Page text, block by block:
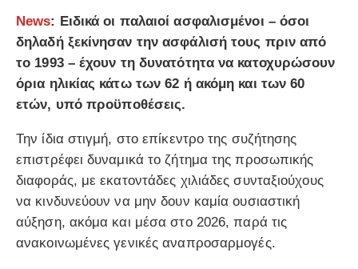
News: Ειδικά οι παλαιοί ασφαλισμένοι – όσοι
δηλαδή ξεκίνησαν την ασφάλισή τους πριν από
το 1993 – έχουν τη δυνατότητα να κατοχυρώσουν
όρια ηλικίας κάτω των 62 ή ακόμη και των 60
ετών, υπό προϋποθέσεις.
Την ίδια στιγμή, στο επίκεντρο της συζήτησης
επιστρέφει δυναμικά το ζήτημα της προσωπικής
διαφοράς, με εκατοντάδες χιλιάδες συνταξιούχους
να κινδυνεύουν να μην δουν καμία ουσιαστική
αύξηση, ακόμα και μέσα στο 2026, παρά τις
ανακοινωμένες γενικές αναπροσαρμογές.